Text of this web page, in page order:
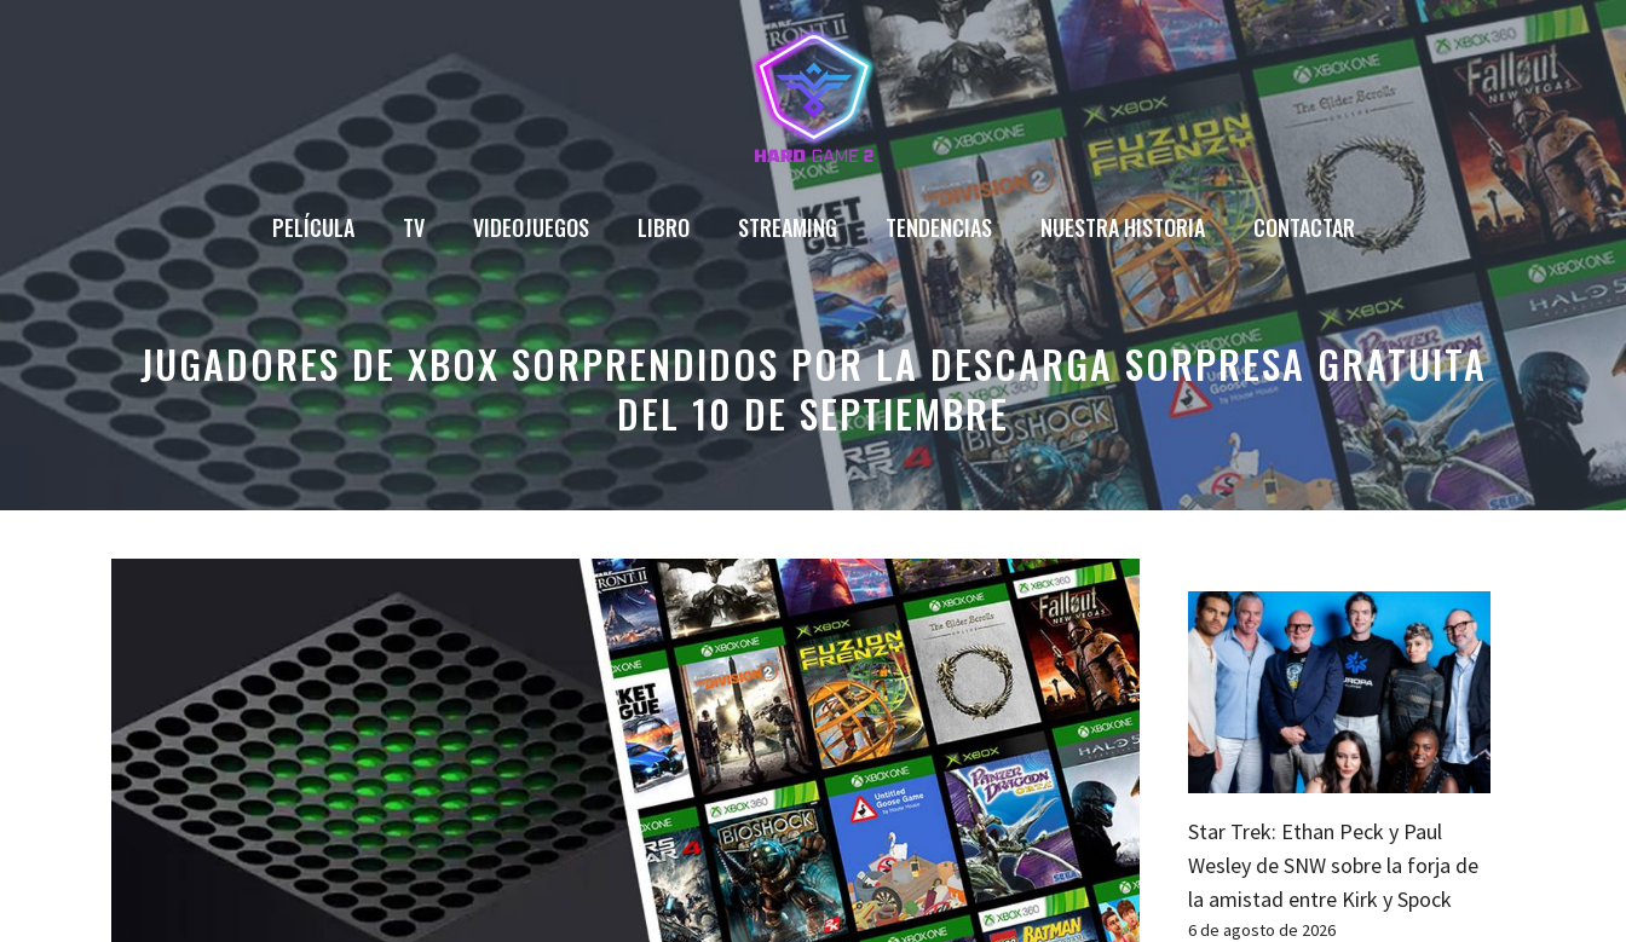
PELÍCULA TV VIDEOJUEGOS LIBRO STREAMING TENDENCIAS NUESTRA HISTORIA CONTACTAR
JUGADORES DE XBOX SORPRENDIDOS POR LA DESCARGA SORPRESA GRATUITA
DEL 10 DE SEPTIEMBRE
Star Trek: Ethan Peck y Paul
Wesley de SNW sobre la forja de
la amistad entre Kirk y Spock
6 de agosto de 2026